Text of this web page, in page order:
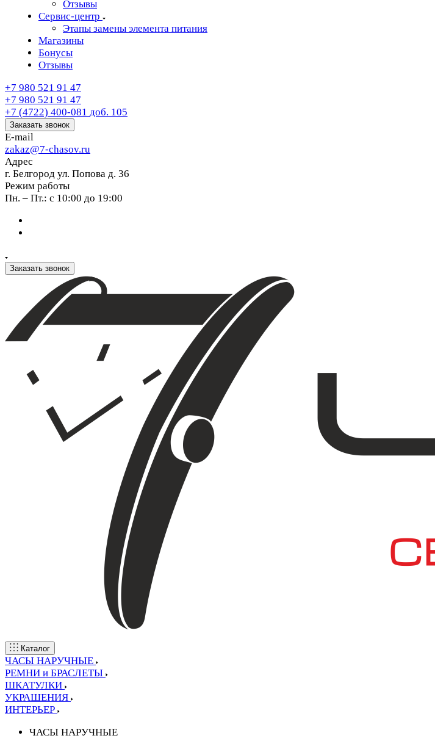
Отзывы
Сервис-центр
Этапы замены элемента питания
Магазины
Бонусы
Отзывы
+7 980 521 91 47
+7 980 521 91 47
+7 (4722) 400-081 доб. 105
Заказать звонок
E-mail
zakaz@7-chasov.ru
Адрес
г. Белгород ул. Попова д. 36
Режим работы
Пн. – Пт.: с 10:00 до 19:00
Заказать звонок
Каталог
ЧАСЫ НАРУЧНЫЕ
РЕМНИ и БРАСЛЕТЫ
ШКАТУЛКИ
УКРАШЕНИЯ
ИНТЕРЬЕР
ЧАСЫ НАРУЧНЫЕ